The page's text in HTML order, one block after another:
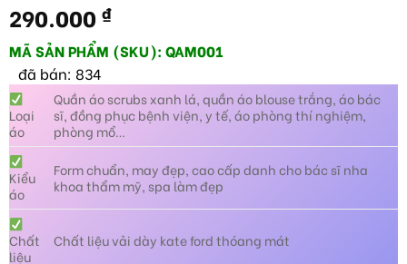
5.00trên 5
dựa trên
3
đánh giá
290.000 ₫
MÃ SẢN PHẨM (SKU): QAM001
đã bán: 834
Loại
áo
Quần áo scrubs xanh lá, quần áo blouse trắng, áo bác
sĩ, đồng phục bệnh viện, y tế, áo phòng thí nghiệm,
phòng mổ…
Kiểu
áo
Form chuẩn, may đẹp, cao cấp danh cho bác sĩ nha
khoa thẩm mỹ, spa làm đẹp
Chất
liệu
Chất liệu vải dày kate ford thóang mát